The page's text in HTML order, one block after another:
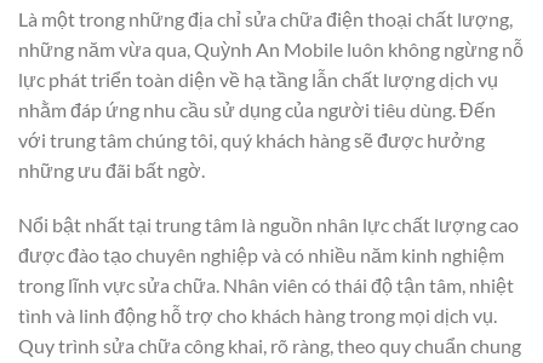
Là một trong những địa chỉ sửa chữa điện thoại chất lượng,
những năm vừa qua, Quỳnh An Mobile luôn không ngừng nỗ
lực phát triển toàn diện về hạ tầng lẫn chất lượng dịch vụ
nhằm đáp ứng nhu cầu sử dụng của người tiêu dùng. Đến
với trung tâm chúng tôi, quý khách hàng sẽ được hưởng
những ưu đãi bất ngờ.
Nổi bật nhất tại trung tâm là nguồn nhân lực chất lượng cao
được đào tạo chuyên nghiệp và có nhiều năm kinh nghiệm
trong lĩnh vực sửa chữa. Nhân viên có thái độ tận tâm, nhiệt
tình và linh động hỗ trợ cho khách hàng trong mọi dịch vụ.
Quy trình sửa chữa công khai, rõ ràng, theo quy chuẩn chung